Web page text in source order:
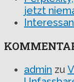
jetzt
admin zu